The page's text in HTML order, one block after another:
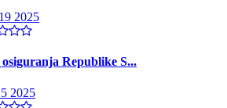
2025
Republike S...
2025